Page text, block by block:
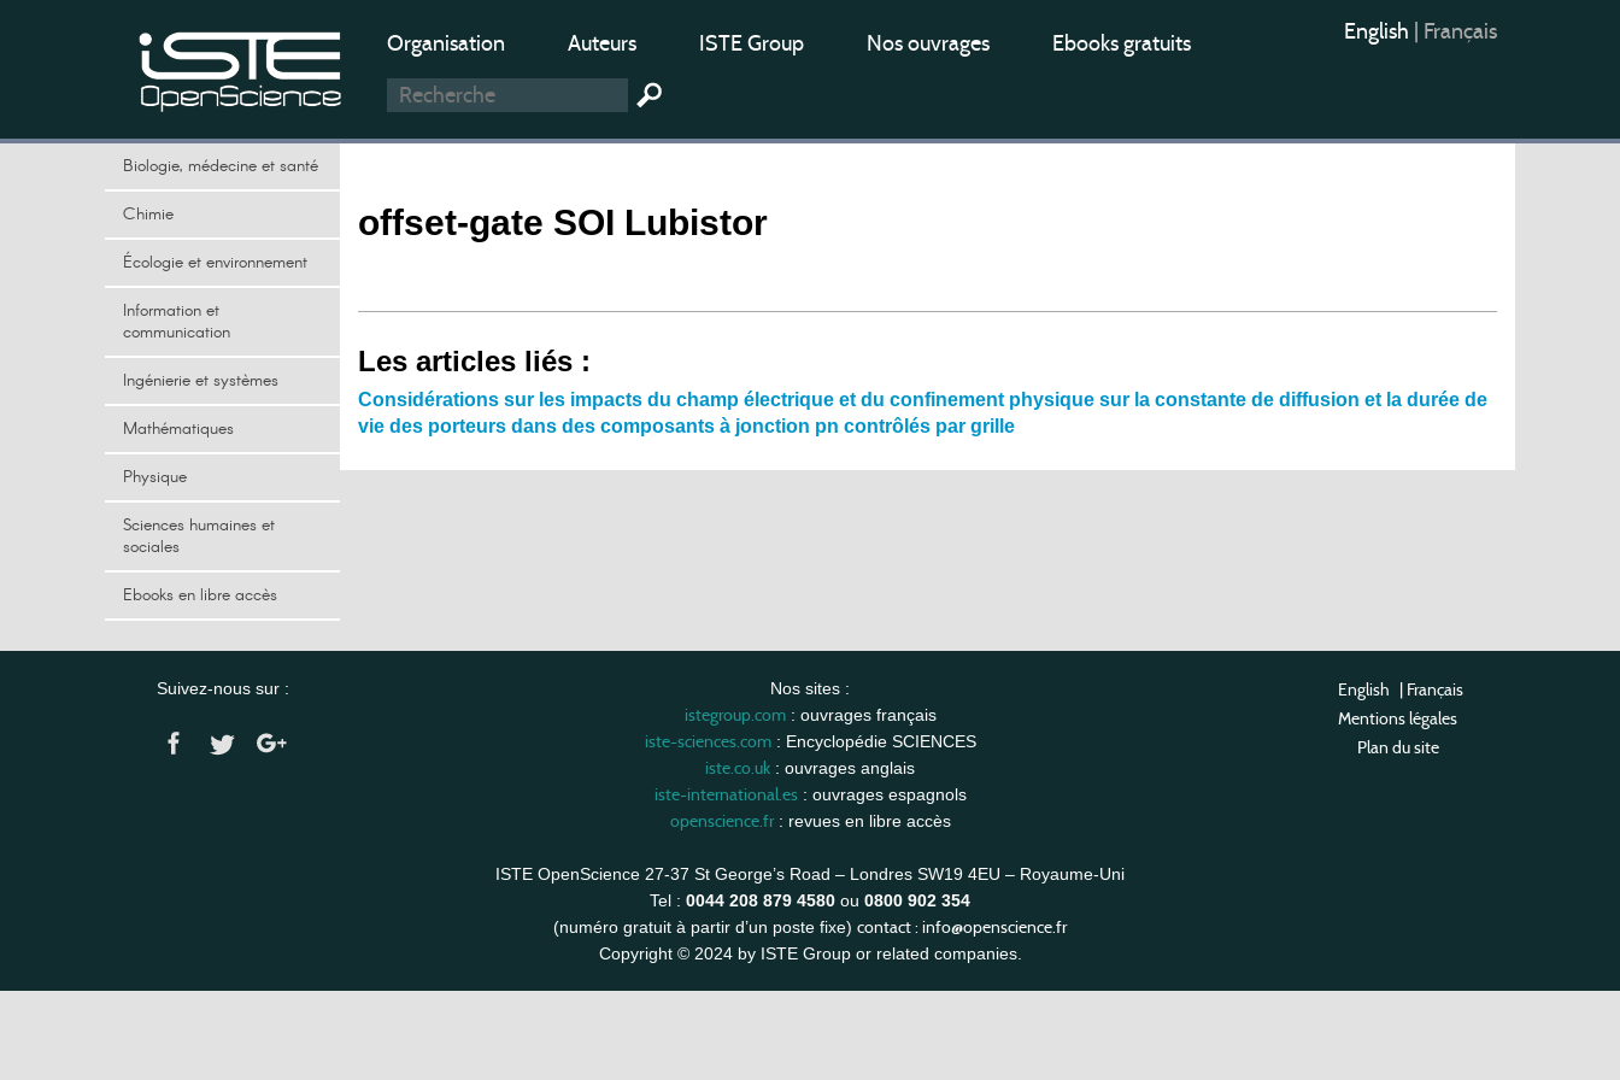
Organisation Auteurs ISTE Group Nos ouvrages Ebooks gratuits English Français
Biologie, médecine et santé
Chimie
Écologie et environnement
Information et
communication
Ingénierie et systèmes
Mathématiques
Physique
Sciences humaines et
sociales
Ebooks en libre accès
offset-gate SOI Lubistor
Les articles liés :
Considérations sur les impacts du champ électrique et du confinement physique sur la constante de diffusion et la durée de
vie des porteurs dans des composants à jonction pn contrôlés par grille
Suivez-nous sur : Nos sites :
istegroup.com: ouvrages français
iste-sciences.com: Encyclopédie SCIENCES
iste.co.uk : ouvrages anglais
iste-international.es: ouvrages espagnols
openscience.fr: revues en libre accès
ISTE OpenScience 27-37 St George’s Road – Londres SW19 4EU – Royaume-Uni
Tel : 0044 208 879 4580 ou 0800 902 354
(numéro gratuit à partir d’un poste fixe) contact : info@openscience.fr
Copyright © 2024 by ISTE Group or related companies.
English | Français
Mentions légales
Plan du site